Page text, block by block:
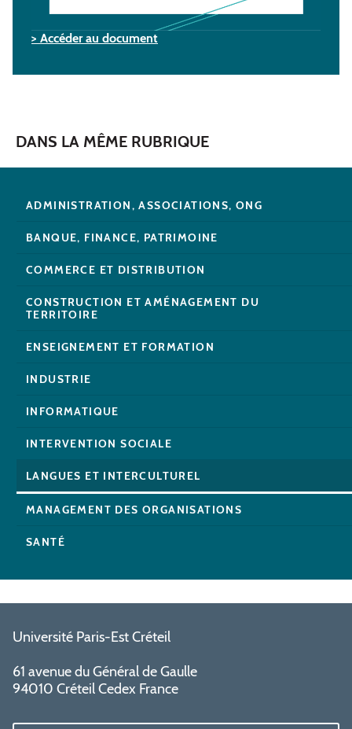
> Accéder au document
DANS LA MÊME RUBRIQUE
ADMINISTRATION, ASSOCIATIONS, ONG
BANQUE, FINANCE, PATRIMOINE
COMMERCE ET DISTRIBUTION
CONSTRUCTION ET AMÉNAGEMENT DU
TERRITOIRE
ENSEIGNEMENT ET FORMATION
INDUSTRIE
INFORMATIQUE
INTERVENTION SOCIALE
LANGUES ET INTERCULTUREL
MANAGEMENT DES ORGANISATIONS
SANTÉ
Université Paris-Est Créteil
61 avenue du Général de Gaulle
94010 Créteil Cedex France